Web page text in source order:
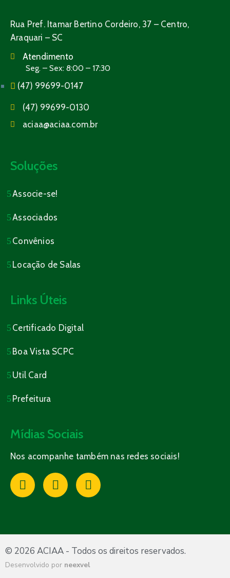
Rua Pref. Itamar Bertino Cordeiro, 37 – Centro,
Araquari – SC
Atendimento
Seg. – Sex: 8:00 – 17:30
(47) 99699-0147
(47) 99699-0130
aciaa@aciaa.com.br
Soluções
Associe-se!
Associados
Convênios
Locação de Salas
Links Úteis
Certificado Digital
Boa Vista SCPC
Util Card
Prefeitura
Mídias Sociais
Nos acompanhe também nas redes sociais!
© 2026 ACIAA - Todos os direitos reservados.
Desenvolvido por neexvel